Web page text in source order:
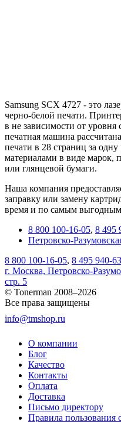
Samsung SCX 4727 - это
черно-белой печати.
в не зависимости от уровня
печатная машина
печати в 28 страниц за
материалами в виде марок,
или глянцевой бумаги.
Наша компания
заправку или замену
время и по самым
8 800 100-16-05, 8 495
Петровско-
8 800 100-16-05, 8 495 940-
г. Москва, Петровско-
стр. 5
© Tonerman 2008–2026
Все права защищены
info@tmshop.ru
О компании
Блог
Качество
Контакты
Оплата
Доставка
Письмо директору
Правила пользования